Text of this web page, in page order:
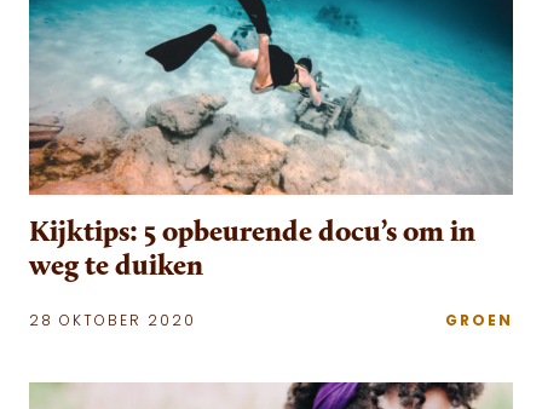
Kijktips: 5 opbeurende docu’s om in
weg te duiken
28 OKTOBER 2020 GROEN